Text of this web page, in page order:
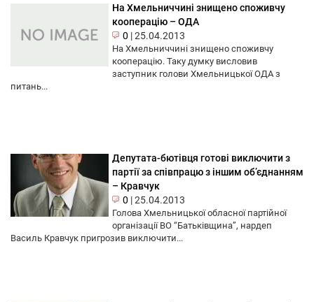
На Хмельниччині знищено споживчу
кооперацію – ОДА
0 |25.04.2013
На Хмельниччині знищено споживчу
кооперацію. Таку думку висловив
заступник голови Хмельницької ОДА з
питань...
Депутата-бютівця готові виключити з
партії за співпрацю з іншим об’єднанням
– Кравчук
0 |25.04.2013
Голова Хмельницької обласної партійної
організації ВО “Батьківщина”, нардеп
Василь Кравчук пригрозив виключити...